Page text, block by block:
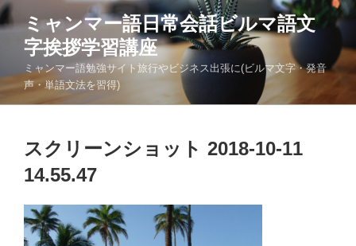
コ
ン
へ
ミャンマー語日常会話ビルマ語文
字挨拶学習講座
ミャンマー語勉強サイト旅行やビジネス出張に(ビルマ文字・発音
声・単語文法を習得)
スクリーンショット 2018-10-11
14.55.47